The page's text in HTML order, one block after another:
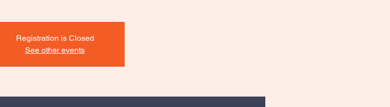
Registration is Closed
See other events